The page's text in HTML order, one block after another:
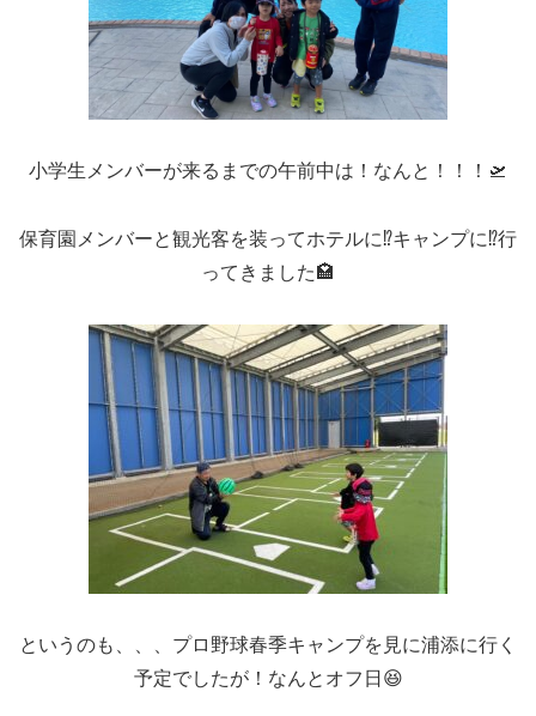
小学生メンバーが来るまでの午前中は！なんと！！！🛫
保育園メンバーと観光客を装ってホテルに⁉キャンプに⁉行
ってきました🏩
というのも、、、プロ野球春季キャンプを見に浦添に行く
予定でしたが！なんとオフ日😆